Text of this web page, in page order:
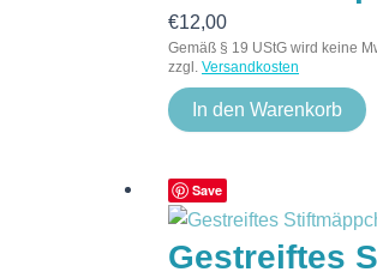
€12,00
Gemäß § 19 UStG wird keine
zzgl. Versandkosten
In den Warenkorb
Save
Gestreiftes